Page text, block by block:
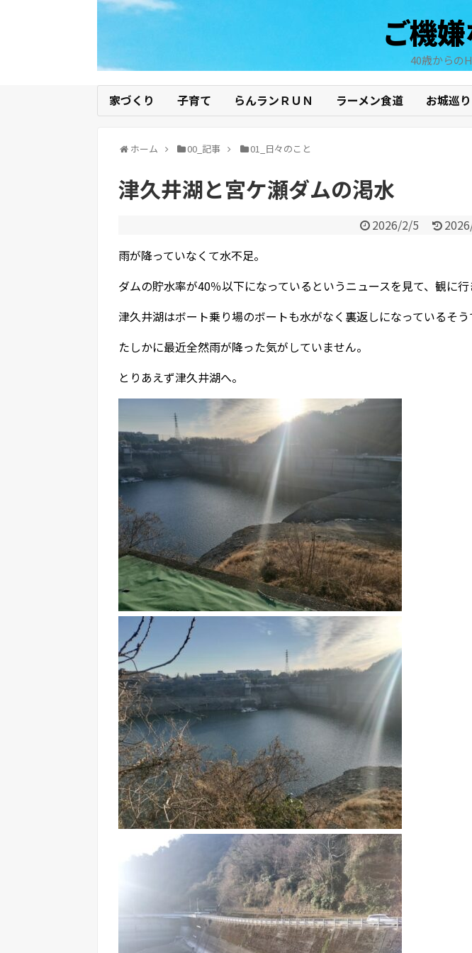
ご機
40歳からの
家づくり 子育て らんランＲＵＮ ラーメン食道 お城巡り
ホーム 00_記事 01_日々のこと
津久井湖と宮ケ瀬ダムの渇水
2026/2/5
雨が降っていなくて水不足。
ダムの貯水率が40％以下になっているというニュースを見て、観に行
津久井湖はボート乗り場のボートも水がなく裏返しになっているそう
たしかに最近全然雨が降った気がしていません。
とりあえず津久井湖へ。